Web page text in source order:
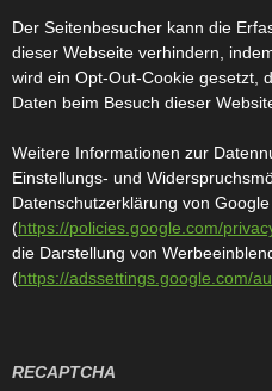
Der Seitenbesucher kann die
dieser Webseite verhindern,
wird ein Opt-Out-Cookie gesetzt,
Daten beim Besuch dieser
Weitere Informationen zur
Einstellungs- und
Datenschutzerklärung von Google
(https://policies.google.com/
die Darstellung von
(https://adssettings.google.com/
RECAPTCHA